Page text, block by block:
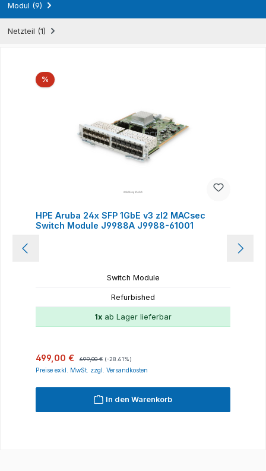
Modul (9)
Netzteil (1)
%Rabatt
HPE Aruba 24x SFP 1GbE v3 zl2 MACsec
Switch Module J9988A J9988-61001
Switch Module
Refurbished
1x ab Lager lieferbar
Verkaufspreis:
499,00 € 699,00 € (-28.61%)
Preise exkl. MwSt. zzgl. Versandkosten
In den Warenkorb